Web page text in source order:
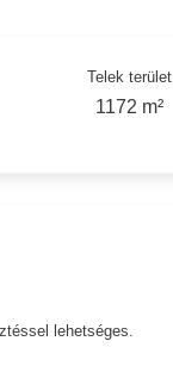
Telek terület
1172 m²
lehetséges.